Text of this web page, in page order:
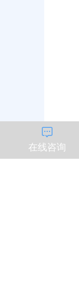

在线咨询